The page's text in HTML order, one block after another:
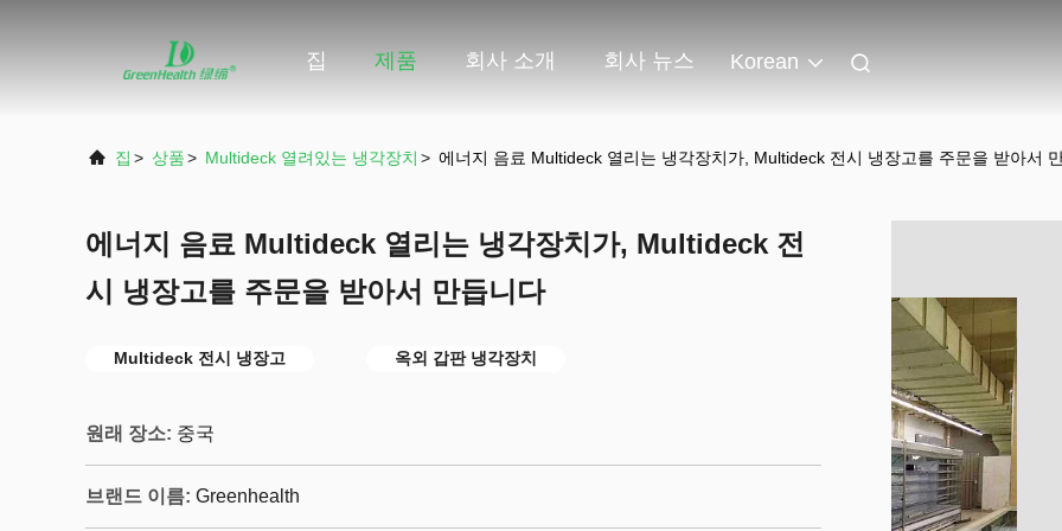
집 제품 회사 소개 회사 뉴스 Korean
집 > 상품> Multideck 열려있는 냉각장치 > 에너지 음료 Multideck 열리는 냉각장치가, Multideck 전시 냉장고를 주문을 받아서
에너지 음료 Multideck 열리는 냉각장치가, Multideck 전
시 냉장고를 주문을 받아서 만듭니다
Multideck 전시 냉장고 옥외 갑판 냉각장치
원래 장소: 중국
브랜드 이름: Greenhealth